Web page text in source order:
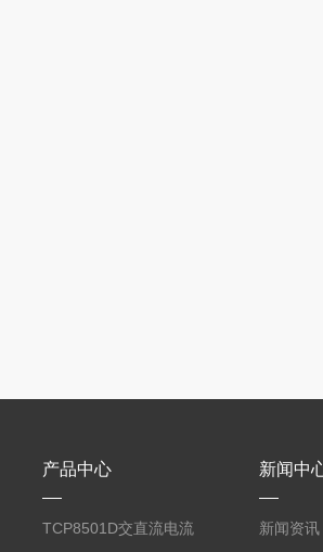
产品中心
TCP8501D交直流电流
新闻中
新闻资讯